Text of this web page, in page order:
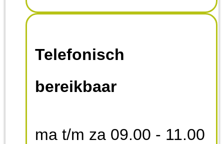
Telefonisch
bereikbaar
ma t/m za 09.00 - 11.00